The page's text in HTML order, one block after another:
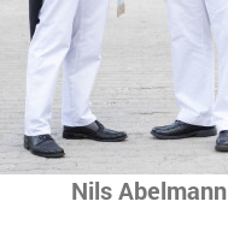
Nils Abelmann